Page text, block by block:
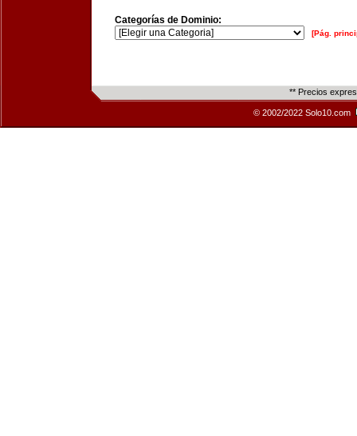
Categorías de Dominio:
[Pág.
** Precios
© 2002/2022 Solo10.com